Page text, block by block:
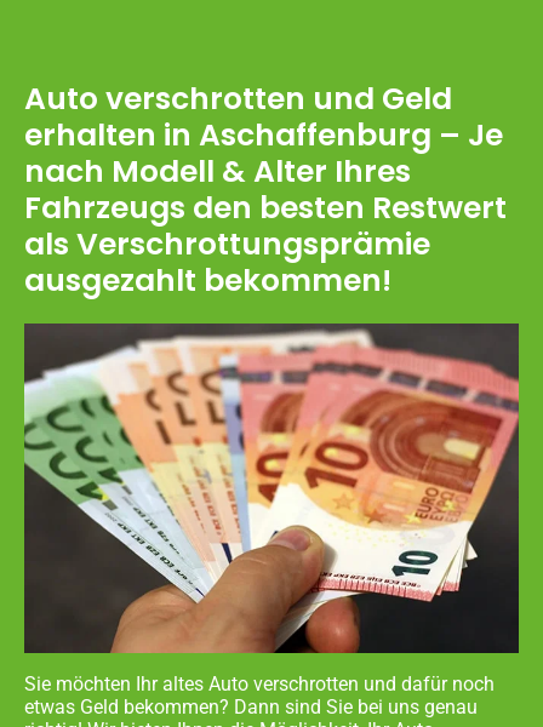
Auto verschrotten und Geld
erhalten in Aschaffenburg – Je
nach Modell & Alter Ihres
Fahrzeugs den besten Restwert
als Verschrottungsprämie
ausgezahlt bekommen!
Sie möchten Ihr altes Auto verschrotten und dafür noch
etwas Geld bekommen? Dann sind Sie bei uns genau